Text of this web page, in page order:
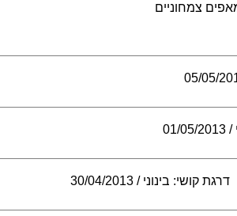
צמחוניים
05/05/
01/05/2013
דרגת קושי: בינוני
30/04/2013